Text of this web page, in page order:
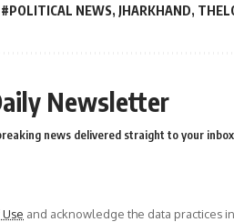
NEWS, JHARKHAND,
Newsletter
news delivered straight to your
and acknowledge the data practices